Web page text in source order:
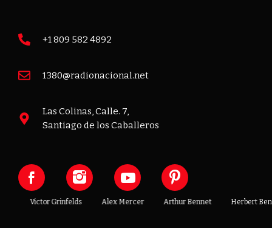
Victor Grinfelds Alex Mercer Arthur Bennet Herbert
+1 809 582 4892
1380@radionacional.net
Las Colinas, Calle. 7,
Santiago de los Caballeros